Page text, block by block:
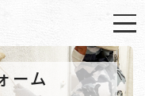
ーム